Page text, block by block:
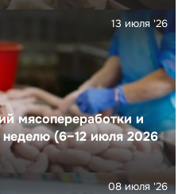
мясопереработки и
(6–12 июля 2026
13 июля '26
08 июля '26